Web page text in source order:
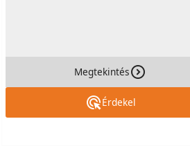
Megtekintés
Érdekel